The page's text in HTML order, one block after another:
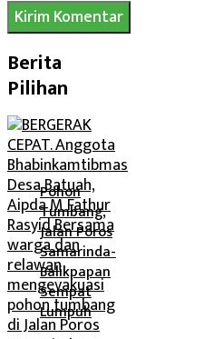
Berita
Pilihan
Pohon
Tumbang,
Jalan Poros
Samarinda-
Balikpapan
Sempat
Lumpuh